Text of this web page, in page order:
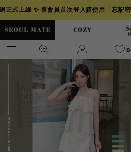
正式上線 ✨ 舊會員首次登入請使用「忘記
0
背心 洋裝
透膚
牛仔裙